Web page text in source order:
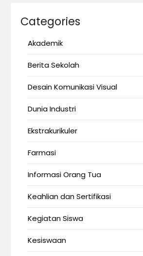
Categories
Akademik
Berita Sekolah
Desain Komunikasi Visual
Dunia Industri
Ekstrakurikuler
Farmasi
Informasi Orang Tua
Keahlian dan Sertifikasi
Kegiatan Siswa
Kesiswaan